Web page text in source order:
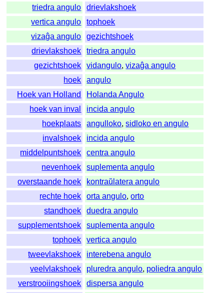
triedra angulo
drievlakshoek
vertica angulo
tophoek
vizaĝa angulo
gezichtshoek
drievlakshoek
triedra angulo
gezichtshoek
vidangulo,vizaĝa angulo
hoek
angulo
Hoek van Holland
Holanda Angulo
hoek van inval
incida angulo
hoekplaats
angulloko,sidloko en angulo
invalshoek
incida angulo
middelpuntshoek
centra angulo
nevenhoek
suplementa angulo
overstaande hoek
kontraŭlatera angulo
rechte hoek
orta angulo,orto
standhoek
duedra angulo
supplementshoek
suplementa angulo
tophoek
vertica angulo
tweevlakshoek
interebena angulo
veelvlakshoek
pluredra angulo, poliedra angulo
verstrooiingshoek
dispersa angulo